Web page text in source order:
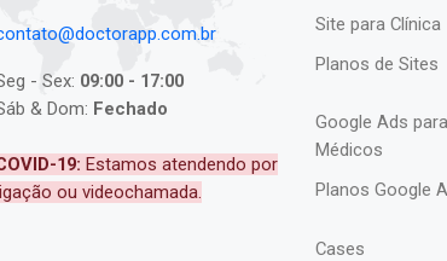
- Sex: 09:00 - 17:00
& Dom: Fechado
19: Estamos atendendo por
ou videochamada.
Site para Clínica
Planos de Sites
Google Ads para
Médicos
Planos Google
Cases